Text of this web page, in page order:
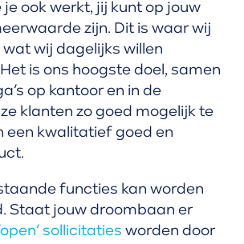
ook werkt, jij kunt op jouw
zijn. Dit is waar wij
wat wij dagelijks willen
is ons hoogste doel, samen
op kantoor en in de
klanten zo goed mogelijk te
een kwalitatief goed en
functies kan worden
Staat jouw droombaan er
sollicitaties worden door